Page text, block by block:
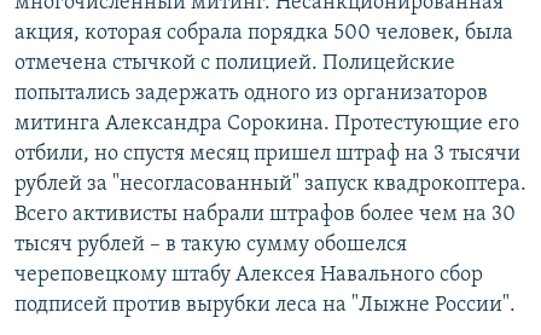
акция, которая собрала порядка 500 человек, была
отмечена стычкой с полицией. Полицейские
попытались задержать одного из организаторов
митинга Александра Сорокина. Протестующие его
отбили, но спустя месяц пришел штраф на 3 тысячи
рублей за "несогласованный" запуск квадрокоптера.
Всего активисты набрали штрафов более чем на 30
тысяч рублей – в такую сумму обошелся
череповецкому штабу Алексея Навального сбор
подписей против вырубки леса на "Лыжне России".